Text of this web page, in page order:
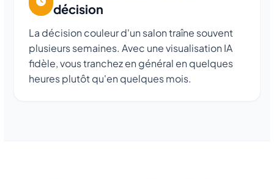
décision
La décision couleur d'un salon traîne souvent
plusieurs semaines. Avec une visualisation IA
fidèle, vous tranchez en général en quelques
heures plutôt qu'en quelques mois.